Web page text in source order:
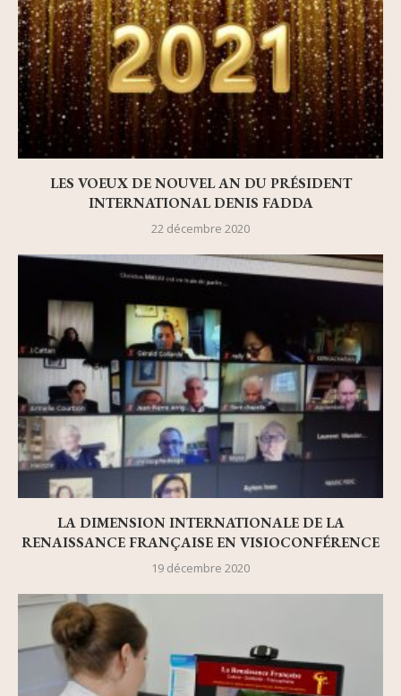
LES VOEUX DE NOUVEL AN DU PRÉSIDENT
INTERNATIONAL DENIS FADDA
22 décembre 2020
LA DIMENSION INTERNATIONALE DE LA
RENAISSANCE FRANÇAISE EN VISIOCONFÉRENCE
19 décembre 2020